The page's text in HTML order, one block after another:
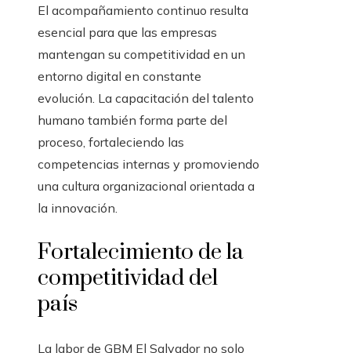
El acompañamiento continuo resulta
esencial para que las empresas
mantengan su competitividad en un
entorno digital en constante
evolución. La capacitación del talento
humano también forma parte del
proceso, fortaleciendo las
competencias internas y promoviendo
una cultura organizacional orientada a
la innovación.
Fortalecimiento de la
competitividad del
país
La labor de GBM El Salvador no solo